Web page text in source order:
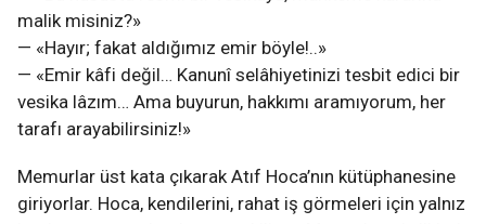
malik misiniz?»
— «Hayır; fakat aldığımız emir böyle!..»
— «Emir kâfi değil… Kanunî selâhiyetinizi tesbit edici bir
vesika lâzım… Ama buyurun, hakkımı aramıyorum, her
tarafı arayabilirsiniz!»
Memurlar üst kata çıkarak Atıf Hoca’nın kütüphanesine
giriyorlar. Hoca, kendilerini, rahat iş görmeleri için yalnız